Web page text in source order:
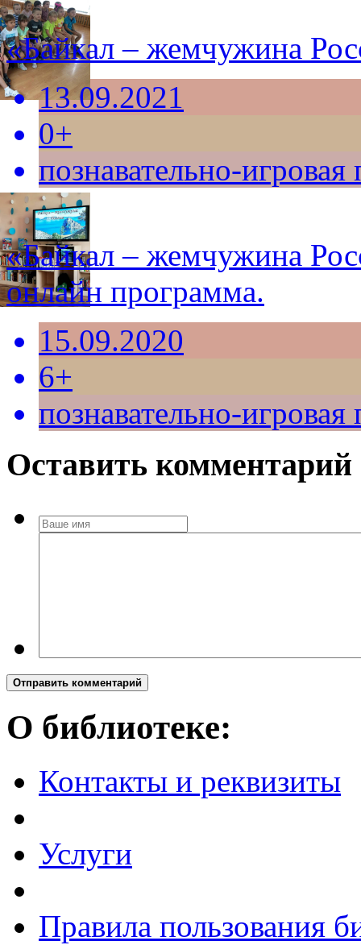
«Байкал – жемчужина
13.09.2021
0+
познавательно-
«Байкал – жемчужина
онлайн программа.
15.09.2020
6+
познавательно-
Оставить комментарий
Отправить комментарий
О библиотеке:
Контакты и реквизиты
Услуги
Правила пользования